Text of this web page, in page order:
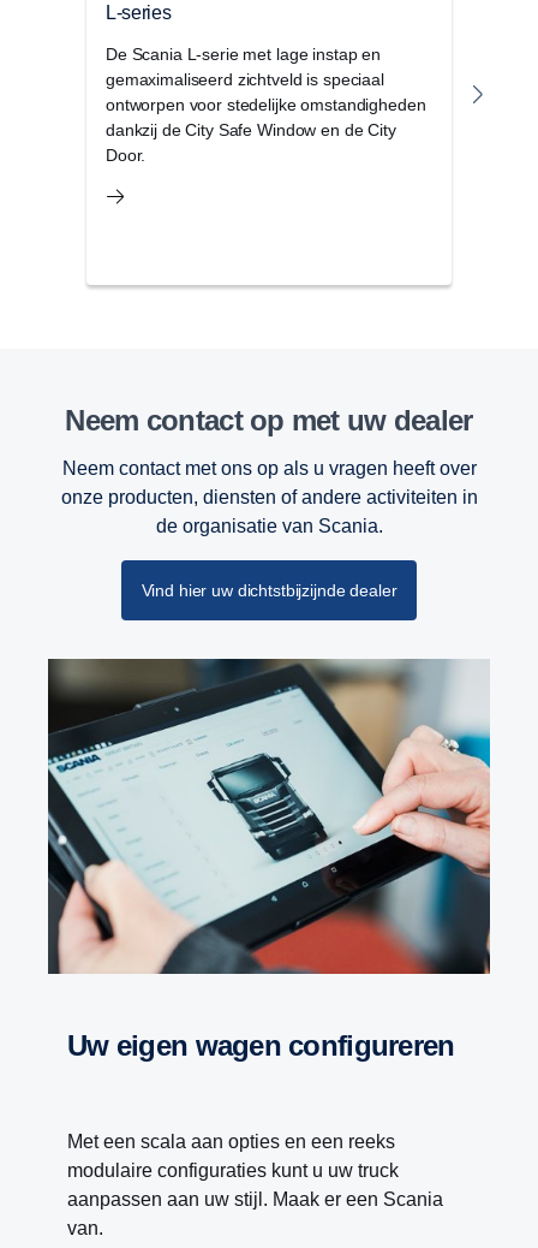
L-series
De Scania L-serie met lage instap en
gemaximaliseerd zichtveld is speciaal
ontworpen voor stedelijke omstandigheden
dankzij de City Safe Window en de City
Door.
Neem contact op met uw dealer
Neem contact met ons op als u vragen heeft over
onze producten, diensten of andere activiteiten in
de organisatie van Scania.
Vind hier uw dichtstbijzijnde dealer
Uw eigen wagen configureren
Met een scala aan opties en een reeks
modulaire configuraties kunt u uw truck
aanpassen aan uw stijl. Maak er een Scania
van.